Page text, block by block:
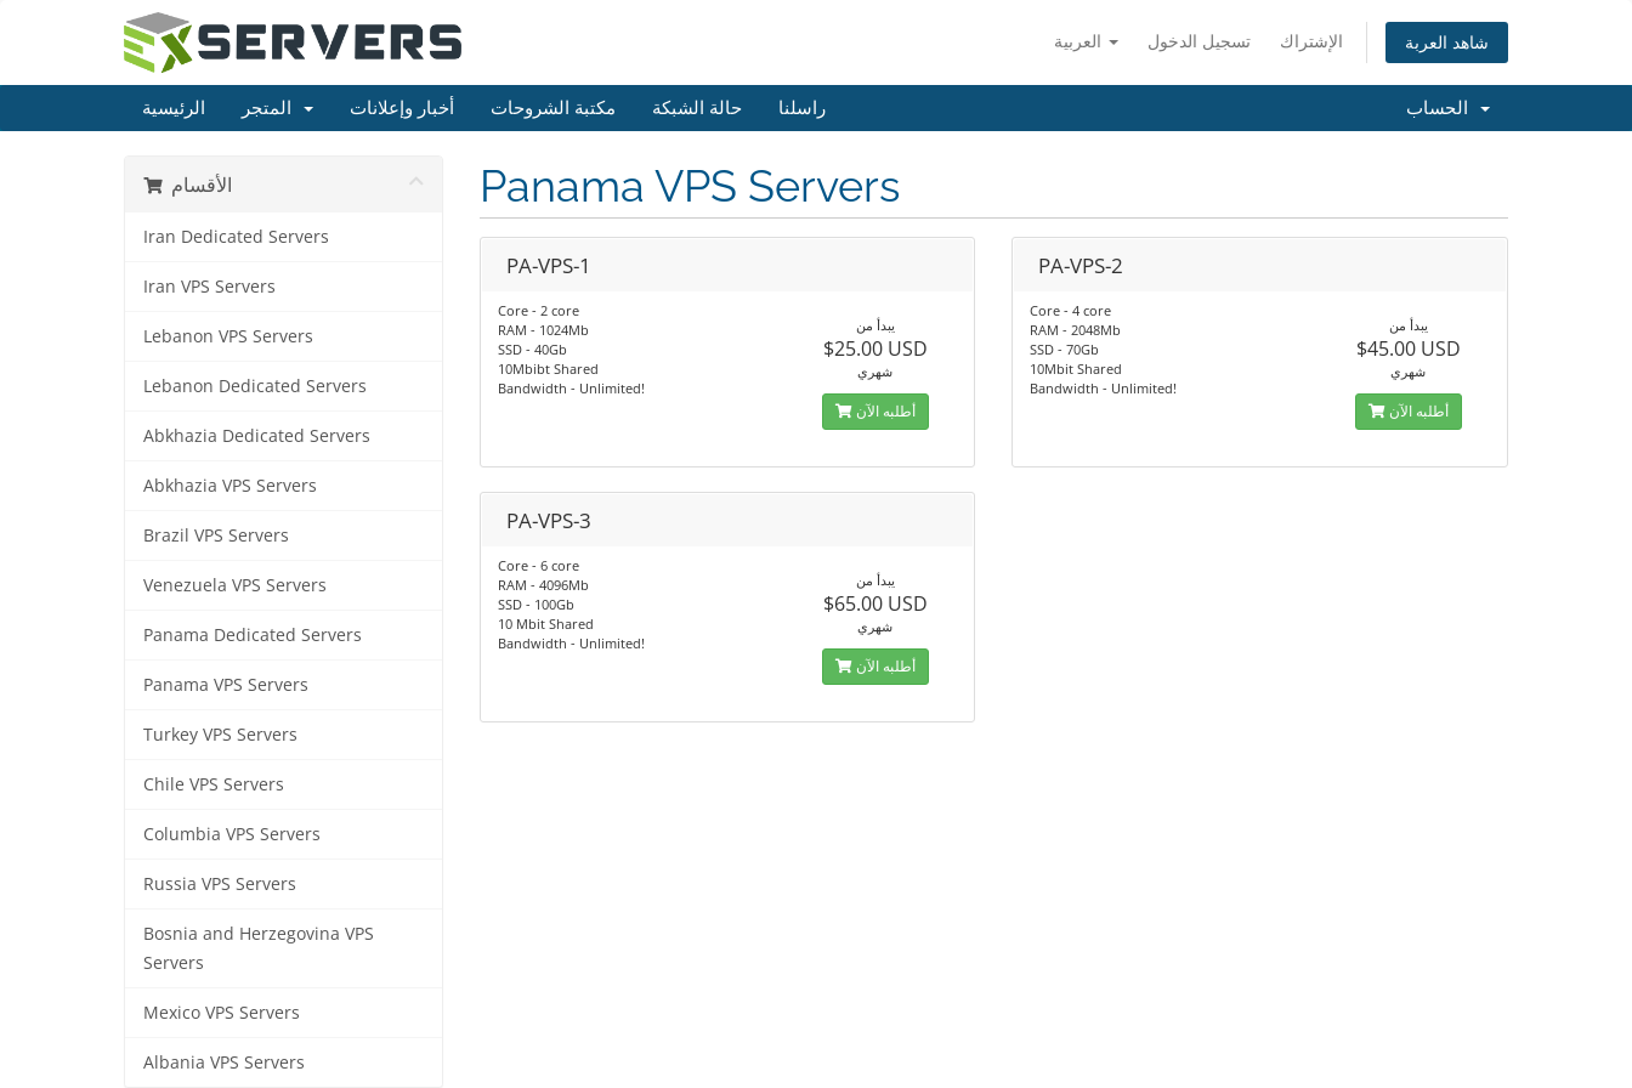
تسجيل الدخول الإشتراك شاهد العربة
الرئيسية أخبار وإعلانات مكتبة الشروحات حالة الشبكة راسلنا
الأقسام
Iran Dedicated Servers
Iran VPS Servers
Lebanon VPS Servers
Lebanon Dedicated Servers
Abkhazia Dedicated Servers
Abkhazia VPS Servers
Brazil VPS Servers
Venezuela VPS Servers
Panama Dedicated Servers
Panama VPS Servers
Turkey VPS Servers
Chile VPS Servers
Columbia VPS Servers
Russia VPS Servers
Bosnia and Herzegovina VPS
Servers
Mexico VPS Servers
Albania VPS Servers
Panama VPS Servers
PA-VPS-1
Core - 2 core
RAM - 1024Mb
SSD - 40Gb
10Mbibt Shared
Bandwidth - Unlimited!
يبدأ من
$25.00 USD
شهري
أطلبه الآن
PA-VPS-2
Core - 4 core
RAM - 2048Mb
SSD - 70Gb
10Mbit Shared
Bandwidth - Unlimited!
يبدأ من
$45.00 USD
شهري
أطلبه الآن
PA-VPS-3
Core - 6 core
RAM - 4096Mb
SSD - 100Gb
10 Mbit Shared
Bandwidth - Unlimited!
يبدأ من
$65.00 USD
شهري
أطلبه الآن